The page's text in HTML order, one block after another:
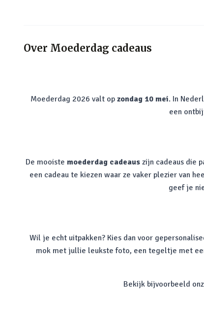
Over Moederdag cadeaus
Moederdag 2026 valt op zondag 10 mei. In
een
De mooiste moederdag cadeaus zijn cadeaus die
een cadeau te kiezen waar ze vaker plezier van
geef je
Wil je echt uitpakken? Kies dan voor
mok met jullie leukste foto, een tegeltje met
Bekijk bijvoorbeeld